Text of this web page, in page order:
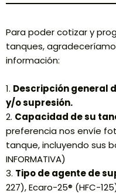
Para poder cotizar y
tanques,
información:
1. Descripción general
y/o supresión.
2. Capacidad de su
preferencia nos envíe
tanque, incluyendo sus
INFORMATIVA)
3. Tipo de agente de
227), Ecaro-25® (HFC-